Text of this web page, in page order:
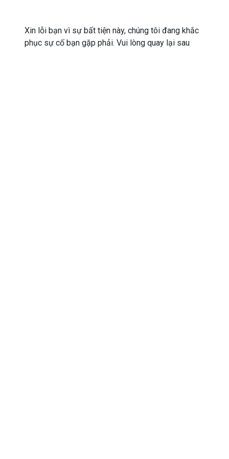
Xin lỗi bạn vì sự bất tiện này, chúng tôi đang khắc
phục sự cố bạn gặp phải. Vui lòng quay lại sau